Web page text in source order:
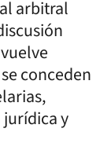
arbitral
conceden
y